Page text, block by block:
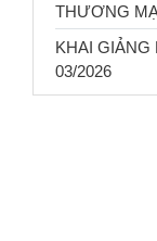
THƯƠNG
KHAI GIẢNG
03/2026